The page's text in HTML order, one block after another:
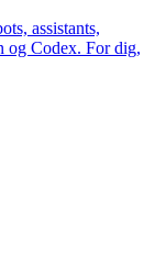
assistants,
Codex. For dig,